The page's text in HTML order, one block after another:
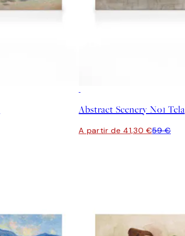
Abstract Scenery No1 Tela
A partir de 41,30 €59 €